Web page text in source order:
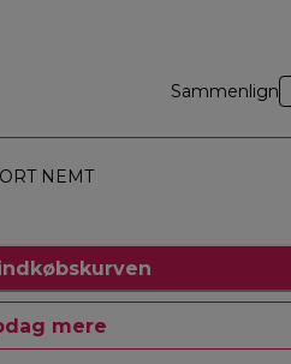
Sammenlign
NEMT
mere